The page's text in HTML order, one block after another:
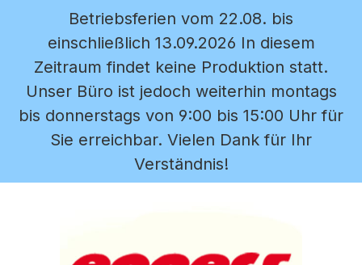
Zum Hauptinhalt springen
Betriebsferien vom 22.08. bis
einschließlich 13.09.2026 In diesem
Zeitraum findet keine Produktion statt.
Unser Büro ist jedoch weiterhin montags
bis donnerstags von 9:00 bis 15:00 Uhr für
Sie erreichbar. Vielen Dank für Ihr
Verständnis!